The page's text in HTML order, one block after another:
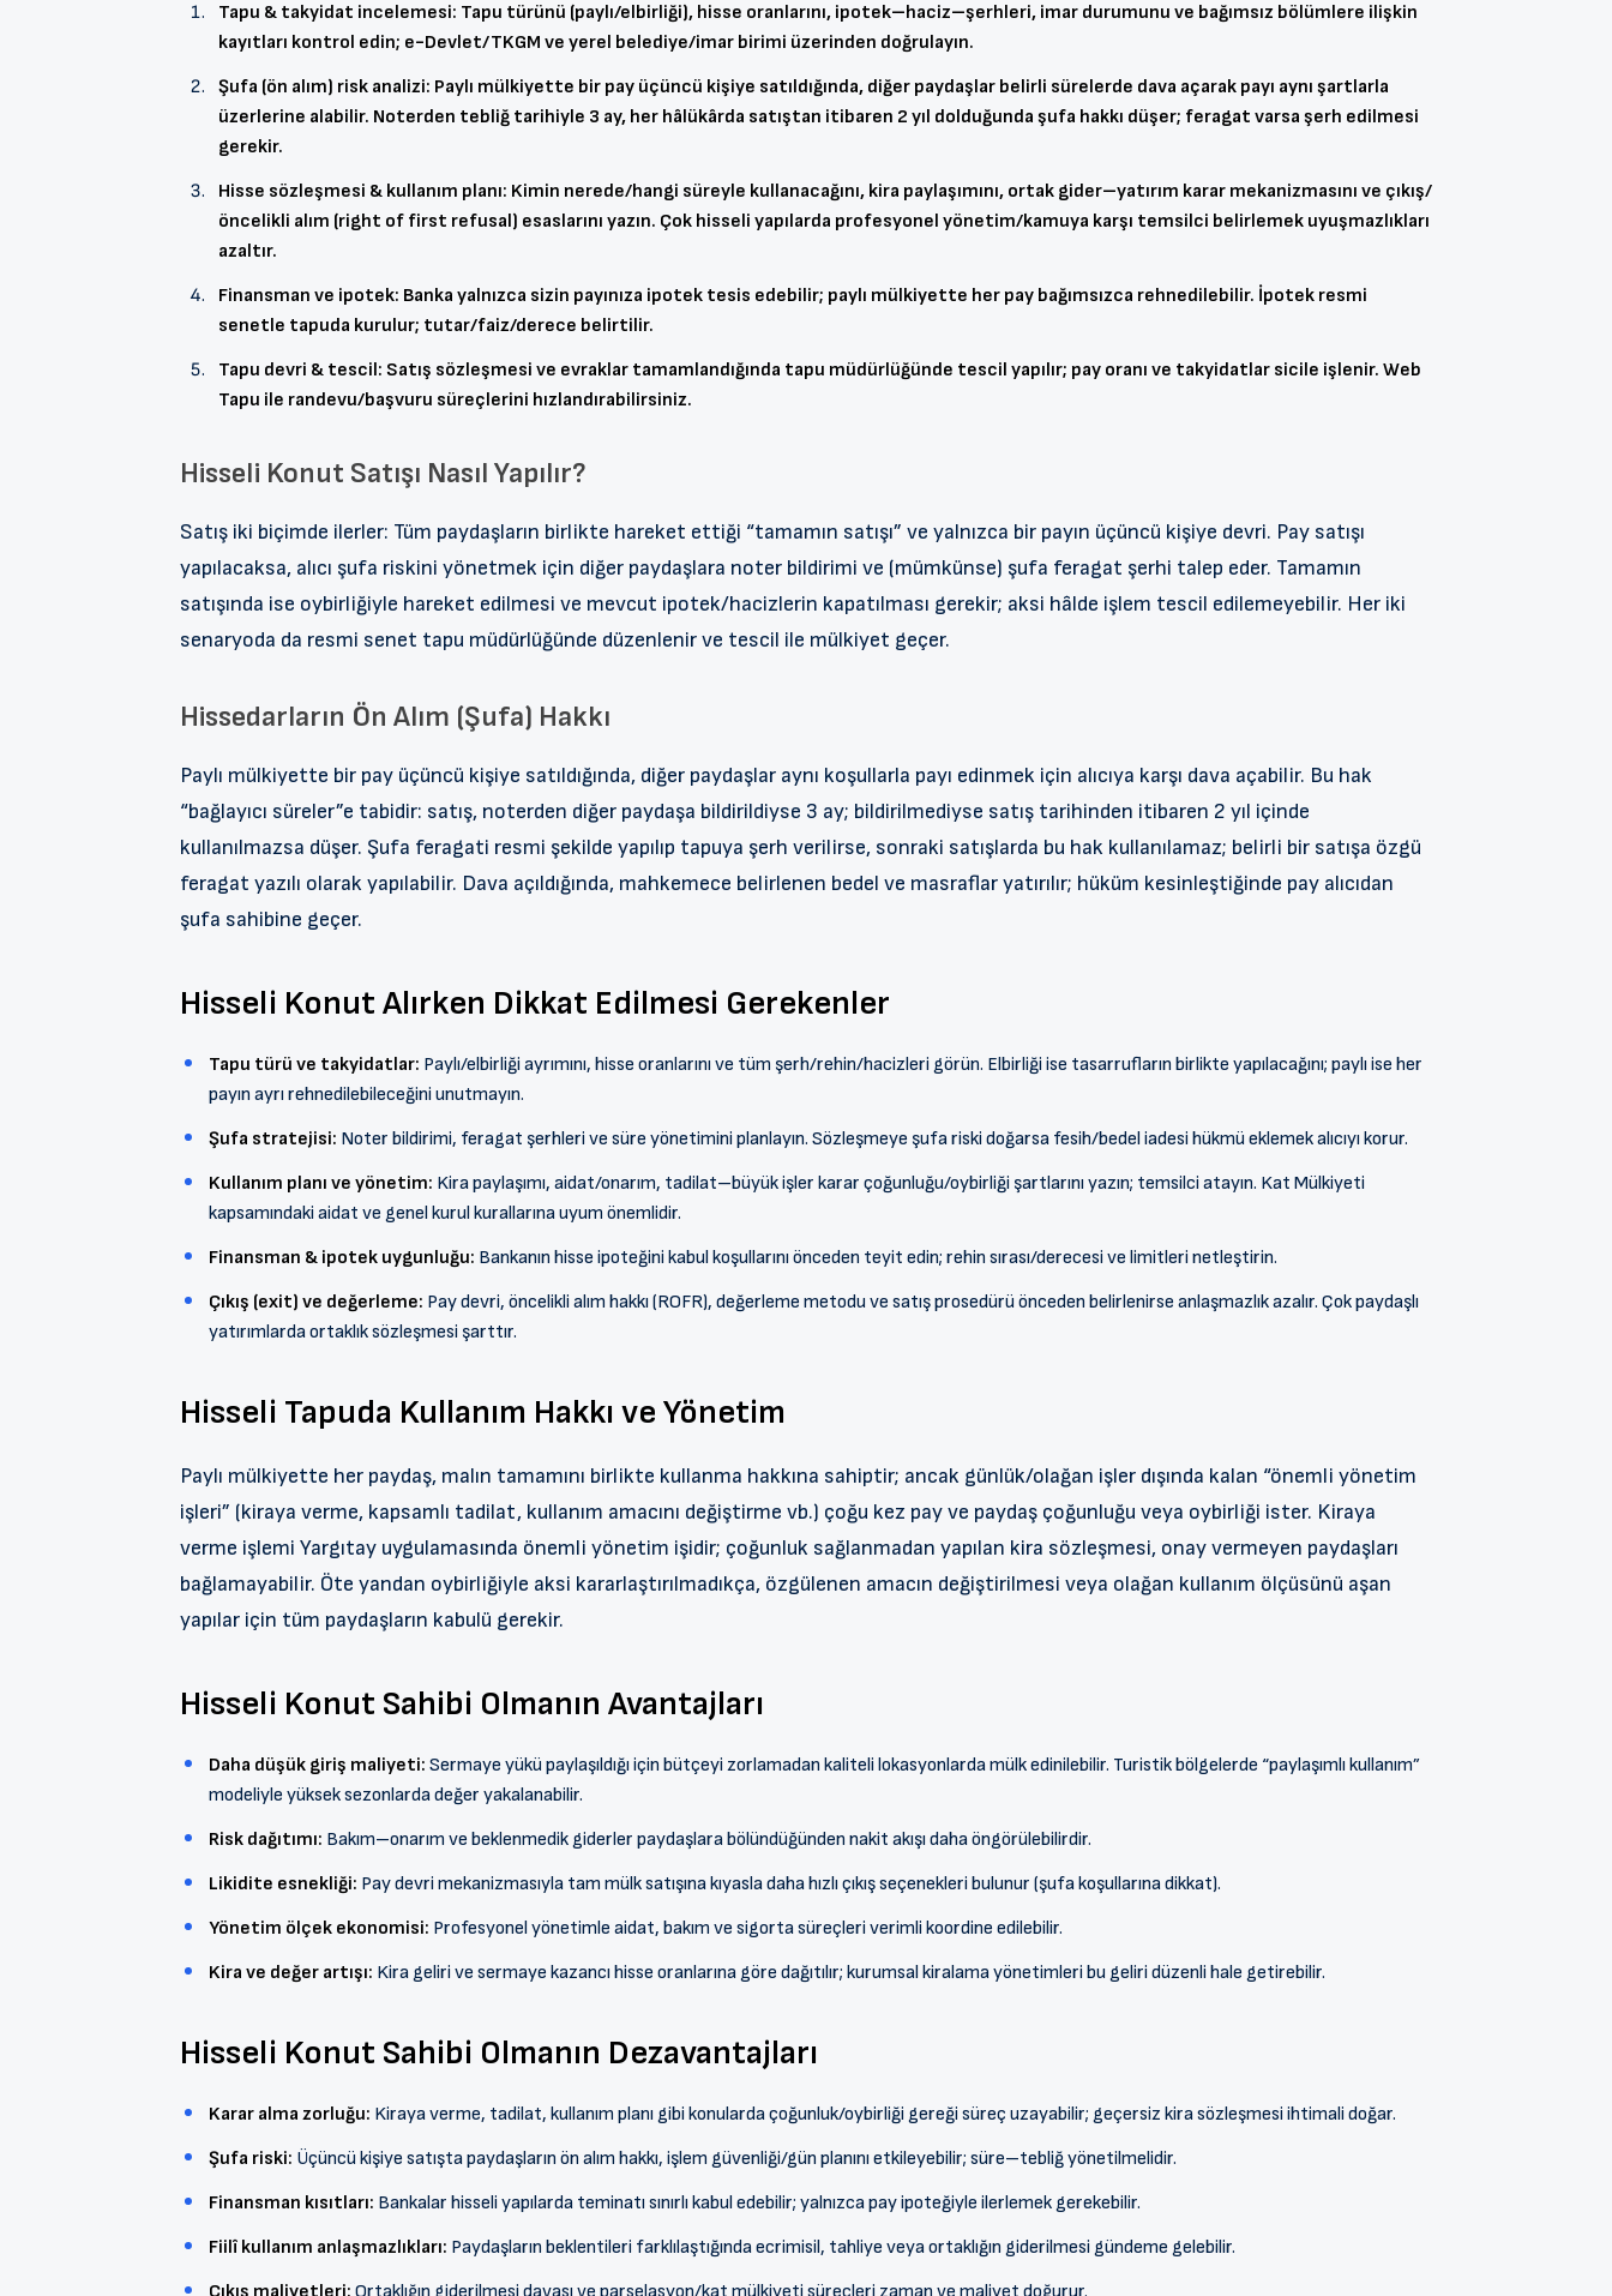
Tapu & takyidat incelemesi: Tapu türünü (paylı/elbirliği), hisse oranlarını, ipotek–haciz–şerhleri, imar durumunu ve bağımsız bölümlere ilişkin
kayıtları kontrol edin; e-Devlet/TKGM ve yerel belediye/imar birimi üzerinden doğrulayın.
Şufa (ön alım) risk analizi: Paylı mülkiyette bir pay üçüncü kişiye satıldığında, diğer paydaşlar belirli sürelerde dava açarak payı aynı şartlarla
üzerlerine alabilir. Noterden tebliğ tarihiyle 3 ay, her hâlükârda satıştan itibaren 2 yıl dolduğunda şufa hakkı düşer; feragat varsa şerh edilmesi
gerekir.
Hisse sözleşmesi & kullanım planı: Kimin nerede/hangi süreyle kullanacağını, kira paylaşımını, ortak gider–yatırım karar mekanizmasını ve çıkış/
öncelikli alım (right of first refusal) esaslarını yazın. Çok hisseli yapılarda profesyonel yönetim/kamuya karşı temsilci belirlemek uyuşmazlıkları
azaltır.
Finansman ve ipotek: Banka yalnızca sizin payınıza ipotek tesis edebilir; paylı mülkiyette her pay bağımsızca rehnedilebilir. İpotek resmi
senetle tapuda kurulur; tutar/faiz/derece belirtilir.
Tapu devri & tescil: Satış sözleşmesi ve evraklar tamamlandığında tapu müdürlüğünde tescil yapılır; pay oranı ve takyidatlar sicile işlenir. Web
Tapu ile randevu/başvuru süreçlerini hızlandırabilirsiniz.
Hisseli Konut Satışı Nasıl Yapılır?
Satış iki biçimde ilerler: Tüm paydaşların birlikte hareket ettiği “tamamın satışı” ve yalnızca bir payın üçüncü kişiye devri. Pay satışı
yapılacaksa, alıcı şufa riskini yönetmek için diğer paydaşlara noter bildirimi ve (mümkünse) şufa feragat şerhi talep eder. Tamamın
satışında ise oybirliğiyle hareket edilmesi ve mevcut ipotek/hacizlerin kapatılması gerekir; aksi hâlde işlem tescil edilemeyebilir. Her iki
senaryoda da resmi senet tapu müdürlüğünde düzenlenir ve tescil ile mülkiyet geçer.
Hissedarların Ön Alım (Şufa) Hakkı
Paylı mülkiyette bir pay üçüncü kişiye satıldığında, diğer paydaşlar aynı koşullarla payı edinmek için alıcıya karşı dava açabilir. Bu hak
“bağlayıcı süreler”e tabidir: satış, noterden diğer paydaşa bildirildiyse 3 ay; bildirilmediyse satış tarihinden itibaren 2 yıl içinde
kullanılmazsa düşer. Şufa feragati resmi şekilde yapılıp tapuya şerh verilirse, sonraki satışlarda bu hak kullanılamaz; belirli bir satışa özgü
feragat yazılı olarak yapılabilir. Dava açıldığında, mahkemece belirlenen bedel ve masraflar yatırılır; hüküm kesinleştiğinde pay alıcıdan
şufa sahibine geçer.
Hisseli Konut Alırken Dikkat Edilmesi Gerekenler
Tapu türü ve takyidatlar: Paylı/elbirliği ayrımını, hisse oranlarını ve tüm şerh/rehin/hacizleri görün. Elbirliği ise tasarrufların birlikte yapılacağını; paylı ise her
payın ayrı rehnedilebileceğini unutmayın.
Şufa stratejisi: Noter bildirimi, feragat şerhleri ve süre yönetimini planlayın. Sözleşmeye şufa riski doğarsa fesih/bedel iadesi hükmü eklemek alıcıyı korur.
Kullanım planı ve yönetim: Kira paylaşımı, aidat/onarım, tadilat–büyük işler karar çoğunluğu/oybirliği şartlarını yazın; temsilci atayın. Kat Mülkiyeti
kapsamındaki aidat ve genel kurul kurallarına uyum önemlidir.
Finansman & ipotek uygunluğu: Bankanın hisse ipoteğini kabul koşullarını önceden teyit edin; rehin sırası/derecesi ve limitleri netleştirin.
Çıkış (exit) ve değerleme: Pay devri, öncelikli alım hakkı (ROFR), değerleme metodu ve satış prosedürü önceden belirlenirse anlaşmazlık azalır. Çok paydaşlı
yatırımlarda ortaklık sözleşmesi şarttır.
Hisseli Tapuda Kullanım Hakkı ve Yönetim
Paylı mülkiyette her paydaş, malın tamamını birlikte kullanma hakkına sahiptir; ancak günlük/olağan işler dışında kalan “önemli yönetim
işleri” (kiraya verme, kapsamlı tadilat, kullanım amacını değiştirme vb.) çoğu kez pay ve paydaş çoğunluğu veya oybirliği ister. Kiraya
verme işlemi Yargıtay uygulamasında önemli yönetim işidir; çoğunluk sağlanmadan yapılan kira sözleşmesi, onay vermeyen paydaşları
bağlamayabilir. Öte yandan oybirliğiyle aksi kararlaştırılmadıkça, özgülenen amacın değiştirilmesi veya olağan kullanım ölçüsünü aşan
yapılar için tüm paydaşların kabulü gerekir.
Hisseli Konut Sahibi Olmanın Avantajları
Daha düşük giriş maliyeti: Sermaye yükü paylaşıldığı için bütçeyi zorlamadan kaliteli lokasyonlarda mülk edinilebilir. Turistik bölgelerde “paylaşımlı kullanım”
modeliyle yüksek sezonlarda değer yakalanabilir.
Risk dağıtımı: Bakım–onarım ve beklenmedik giderler paydaşlara bölündüğünden nakit akışı daha öngörülebilirdir.
Likidite esnekliği: Pay devri mekanizmasıyla tam mülk satışına kıyasla daha hızlı çıkış seçenekleri bulunur (şufa koşullarına dikkat).
Yönetim ölçek ekonomisi: Profesyonel yönetimle aidat, bakım ve sigorta süreçleri verimli koordine edilebilir.
Kira ve değer artışı: Kira geliri ve sermaye kazancı hisse oranlarına göre dağıtılır; kurumsal kiralama yönetimleri bu geliri düzenli hale getirebilir.
Hisseli Konut Sahibi Olmanın Dezavantajları
Karar alma zorluğu: Kiraya verme, tadilat, kullanım planı gibi konularda çoğunluk/oybirliği gereği süreç uzayabilir; geçersiz kira sözleşmesi ihtimali doğar.
Şufa riski: Üçüncü kişiye satışta paydaşların ön alım hakkı, işlem güvenliği/gün planını etkileyebilir; süre–tebliğ yönetilmelidir.
Finansman kısıtları: Bankalar hisseli yapılarda teminatı sınırlı kabul edebilir; yalnızca pay ipoteğiyle ilerlemek gerekebilir.
Fiilî kullanım anlaşmazlıkları: Paydaşların beklentileri farklılaştığında ecrimisil, tahliye veya ortaklığın giderilmesi gündeme gelebilir.